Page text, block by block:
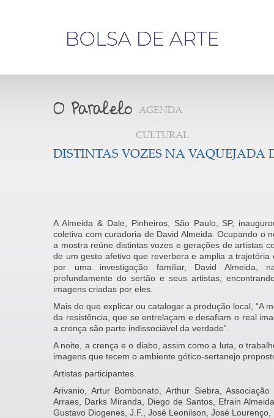
AGENDA
CULTURAL
DISTINTAS VOZES NA VAQUEJADA
A Almeida & Dale, Pinheiros, São Paulo, SP,
coletiva com curadoria de David Almeida. Ocupando o
a mostra reúne distintas vozes e gerações de artistas
de um gesto afetivo que reverbera e amplia a
por uma investigação familiar, David Almeida,
profundamente do sertão e seus artistas,
imagens criadas por eles.
Mais do que explicar ou catalogar a produção local, “A
da resistência, que se entrelaçam e desafiam o real
a crença são parte indissociável da verdade”.
A noite, a crença e o diabo, assim como a luta, o
imagens que tecem o ambiente gótico-sertanejo
Artistas participantes.
Arivanio, Artur Bombonato, Arthur Siebra,
Arraes, Darks Miranda, Diego de Santos, Efrain
Gustavo Diogenes, J.F., José Leonilson, José